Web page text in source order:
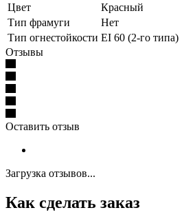
Цвет
Красный
Тип фрамуги
Нет
Тип огнестойкости EI 60 (2-го типа)
Отзывы
Оставить отзыв
Загрузка отзывов...
Как сделать заказ